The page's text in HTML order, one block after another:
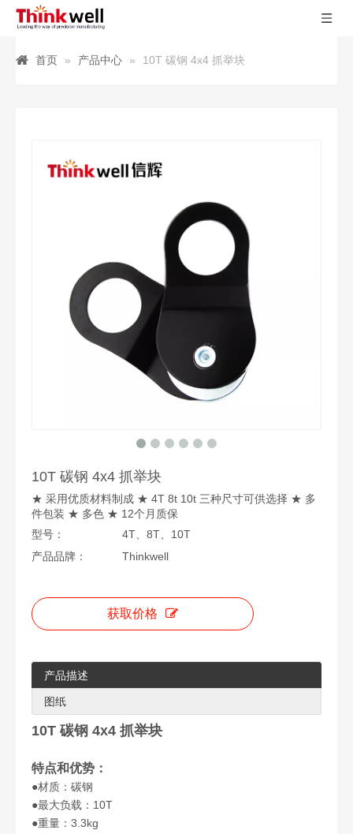
首页 » 产品中心 » 10T 碳钢 4x4 抓举块
10T 碳钢 4x4 抓举块
★ 采用优质材料制成 ★ 4T 8t 10t 三种尺寸可供选择 ★ 多
件包装 ★ 多色 ★ 12个月质保
型号：
4T、8T、10T
产品品牌：
Thinkwell
获取价格
产品描述
图纸
10T 碳钢 4x4 抓举块
特点和优势：
●材质：碳钢
●最大负载：10T
●重量：3.3kg